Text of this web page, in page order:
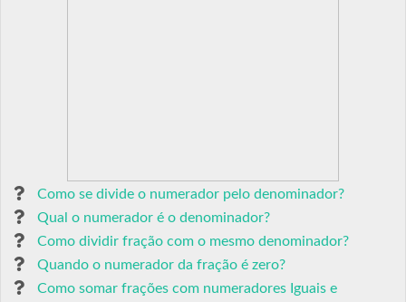
Como se divide o numerador pelo denominador?
Qual o numerador é o denominador?
Como dividir fração com o mesmo denominador?
Quando o numerador da fração é zero?
Como somar frações com numeradores Iguais e